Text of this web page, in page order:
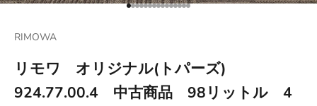
項目に移動する 1
項目に移動する 2
項目に移動する 3
項目に移動する 4
項目に移動する 5
項目に移動する 6
項目に移動する 7
項目に移動する 8
項目に移動する 9
項目に移動する 10
項目に移動する 11
項目に移動する 12
項目に移動する 13
項目に移動する 14
項目に移動する 15
RIMOWA
リモワ オリジナル(トパーズ)
924.77.00.4 中古商品 98リットル 4